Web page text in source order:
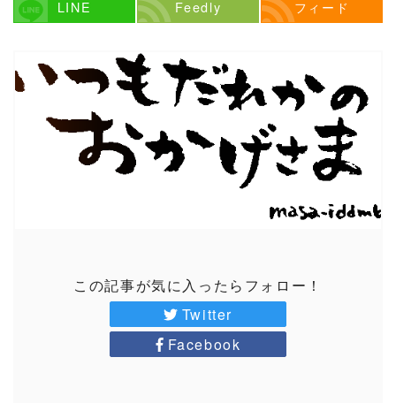
LINE
Feedly フィード
この記事が気に入ったらフォロー！
Twitter
Facebook